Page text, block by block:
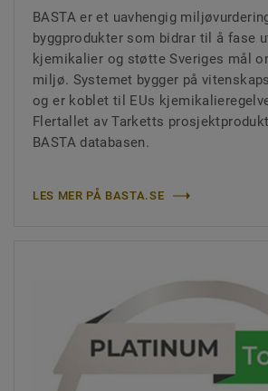
BASTA er et uavhengig
byggprodukter som bidrar til å fase
kjemikalier og støtte Sveriges mål
miljø. Systemet bygger på
og er koblet til EUs
Flertallet av Tarketts
BASTA databasen.
LES MER PÅ BASTA.SE